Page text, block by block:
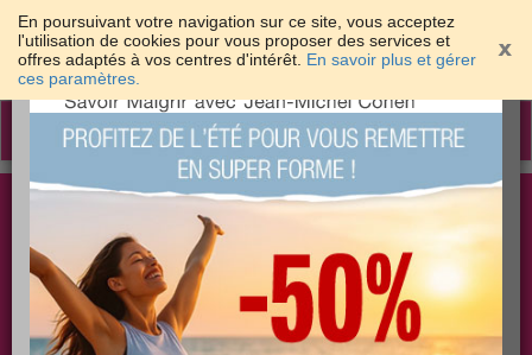
En poursuivant votre navigation sur ce site, vous acceptez
l'utilisation de cookies pour vous proposer des services et
offres adaptés à vos centres d'intérêt. En savoir plus et gérer
ces paramètres.
Toggle
Les meilleures solutions pour maigrir et être bien
dans sa peau
×